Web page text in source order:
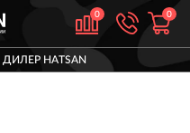
0 0
ДИЛЕР HATSAN